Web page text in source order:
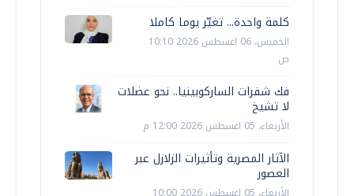
كلمة واحدة... تغيّر يوما كاملا
الخميس، 06 اغسطس 2026 10:10
ص
فك شفرات الساركوبينيا.. نحو عضلات
لا تشيخ
الأربعاء، 05 اغسطس 2026 12:00 م
الآثار المصرية وتأثيرات الزلازل عبر
العصور